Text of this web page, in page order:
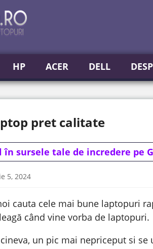
HP ACER DELL
pret calitate
în sursele tale de incredere pe
5, 2024
cauta cele mai bune laptopuri
când vine vorba de laptopuri.
un pic mai nepriceput si